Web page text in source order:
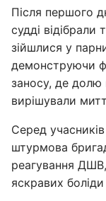
Після першого
судді
зійшлися у
демонструючи
заносу, де долю
вирішували
Серед
штурмова
реагування
яскравих